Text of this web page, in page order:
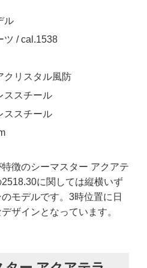
ル
ツ / cal.1538
クリスタル風防
ススチール
ススチール
徴のシーマスター アクアテ
に関しては縦横いず
モデルです。3時位置に日
ザインとなっています。